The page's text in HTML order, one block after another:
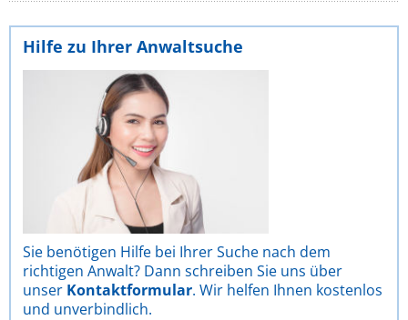
Hilfe zu Ihrer Anwaltsuche
Sie benötigen Hilfe bei Ihrer Suche nach dem
richtigen Anwalt? Dann schreiben Sie uns über
unser Kontaktformular. Wir helfen Ihnen kostenlos
und unverbindlich.